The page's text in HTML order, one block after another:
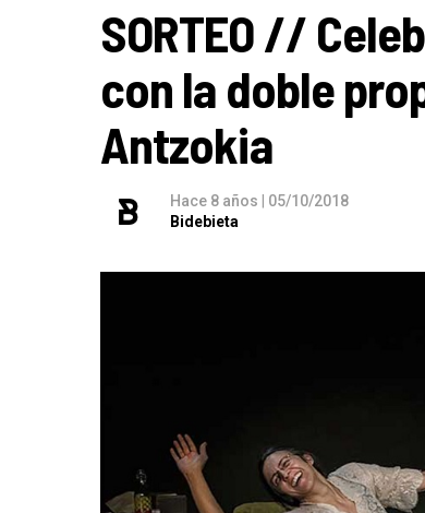
SORTEO //
con la doble
Antzokia
Hace 8 años | 05/10/2018
Bidebieta